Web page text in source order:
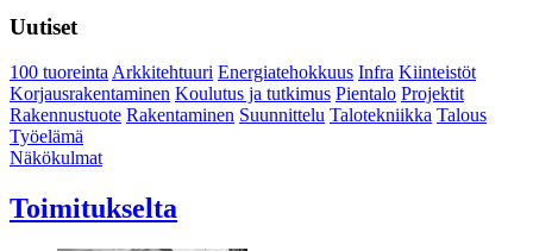
Uutiset
100 tuoreintaArkkitehtuuri Energiatehokkuus Infra Kiinteistöt
Korjausrakentaminen Koulutus ja tutkimus Pientalo Projektit
Rakennustuote Rakentaminen Suunnittelu Talotekniikka Talous
Työelämä
Näkökulmat
Toimitukselta